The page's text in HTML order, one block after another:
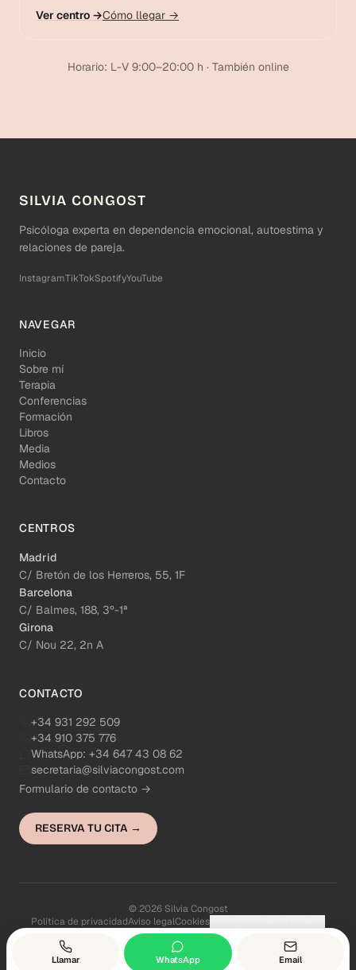
Ver centro →Cómo llegar →
Horario: L-V 9:00–20:00 h · También online
SILVIA CONGOST
Psicóloga experta en dependencia emocional, autoestima y
relaciones de pareja.
InstagramTikTokSpotifyYouTube
NAVEGAR
Inicio
Sobre mí
Terapia
Conferencias
Formación
Libros
Media
Medios
Contacto
CENTROS
Madrid
C/ Bretón de los Herreros, 55, 1F
Barcelona
C/ Balmes, 188, 3º-1ª
Girona
C/ Nou 22, 2n A
CONTACTO
+34 931 292 509
+34 910 375 776
WhatsApp: +34 647 43 08 62
secretaria@silviacongost.com
Formulario de contacto →
RESERVA TU CITA →
© 2026 Silvia Congost
Política de privacidadAviso legalCookies
Llamar WhatsApp Email